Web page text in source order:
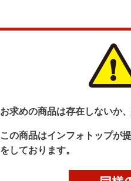
お求めの商品は存在しないか
この商品はインフォトップが
をしております。